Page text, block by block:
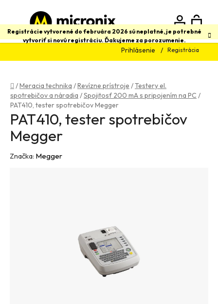
obsah
Registrácie vytvorené do februára 2026 sú neplatné, je potrebné
vytvoriť si novú registráciu. Ďakujeme za porozumenie.
Prihlásenie Registrácia
Hľadať
Domov
/Meracia technika /Revízne prístroje /Testery el.
spotrebičov a náradia /Spojitosť 200 mA s pripojením na PC /
PAT410, tester spotrebičov Megger
PAT410, tester spotrebičov
Megger
Značka: Megger